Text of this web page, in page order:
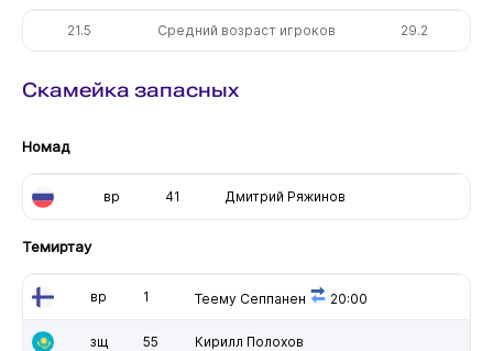
21.5 Средний возраст игроков 29.2
Скамейка запасных
Номад
вр 41 Дмитрий Ряжинов
Темиртау
вр 1 Теему Сеппанен 20:00
зщ 55 Кирилл Полохов